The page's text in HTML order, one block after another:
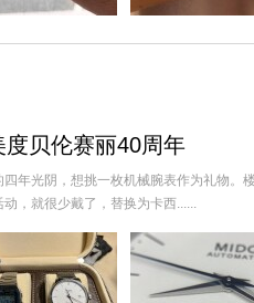
贝伦赛丽40周年
年光阴，想挑一枚机械腕表作为礼物
，就很少戴了，替换为卡西......